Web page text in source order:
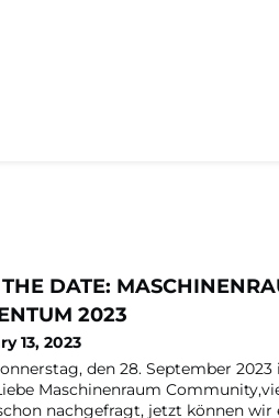
DATE:
2023
13, 2023
den 28. September 2023
Maschinenraum
nachgefragt, jetzt können wir